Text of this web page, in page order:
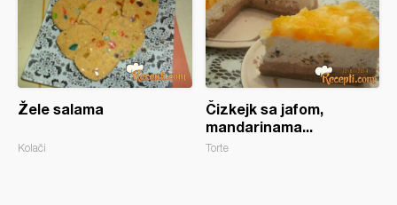
Žele salama
Kolači
Čizkejk sa jafom,
mandarinama...
Torte